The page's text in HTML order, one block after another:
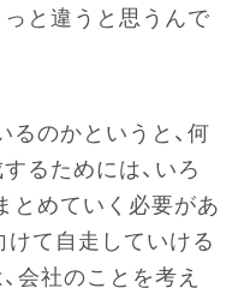
っと違うと思うんで
のかというと、何
るためには、いろ
とめていく必要があ
けて自走していける
会社のことを考え